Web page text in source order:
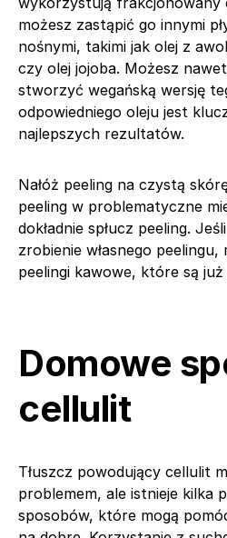
możesz zastąpić go innymi
nośnymi, takimi jak olej z
czy olej jojoba. Możesz
stworzyć wegańską wersję
odpowiedniego oleju jest
najlepszych rezultatów.
Nałóż peeling na czystą
peeling w problematyczne
dokładnie spłucz peeling.
zrobienie własnego
peelingi kawowe, które są już
Domowe
cellulit
Tłuszcz powodujący cellulit
problemem, ale istnieje kilka
sposobów, które mogą